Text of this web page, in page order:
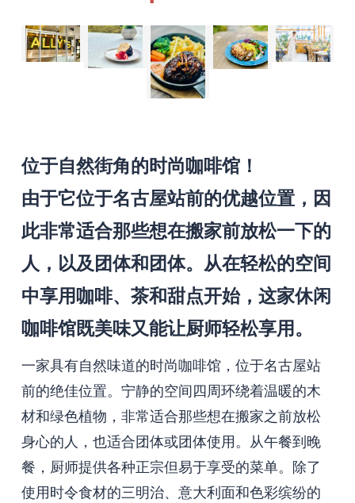
位于自然街角的时尚咖啡馆！
由于它位于名古屋站前的优越位置，因
此非常适合那些想在搬家前放松一下的
人，以及团体和团体。从在轻松的空间
中享用咖啡、茶和甜点开始，这家休闲
咖啡馆既美味又能让厨师轻松享用。
一家具有自然味道的时尚咖啡馆，位于名古屋站
前的绝佳位置。宁静的空间四周环绕着温暖的木
材和绿色植物，非常适合那些想在搬家之前放松
身心的人，也适合团体或团体使用。从午餐到晚
餐，厨师提供各种正宗但易于享受的菜单。除了
使用时令食材的三明治、意大利面和色彩缤纷的